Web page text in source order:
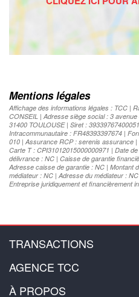
Mentions légales
Affichage des informations légales : TCC |
CONSEIL | Adresse siège social : 3
31400 TOULOUSE | Siret :
Intracommunautaire : FR48393397674 |
010 | Assurance RCP : serenis assurance |
Carte T : CPI31012015000000971 | Date
délivrance : NC | Caisse de garantie
Adresse caisse de garantie : NC | Montant
médiateur : NC | Adresse du médiateur :
Entreprise juridiquement et financièrement
TRANSACTIONS
AGENCE TCC
À PROPOS